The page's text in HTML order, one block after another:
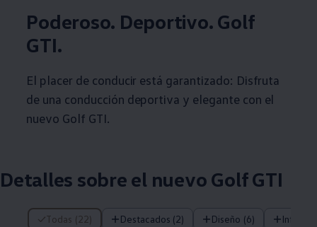
Poderoso. Deportivo. Golf
GTI.
El placer de conducir está garantizado: Disfruta
de una conducción deportiva y elegante con el
nuevo Golf GTI.
Detalles sobre el nuevo Golf GTI
Todas (22) Destacados (2) Diseño (6)
22 de 22 Items